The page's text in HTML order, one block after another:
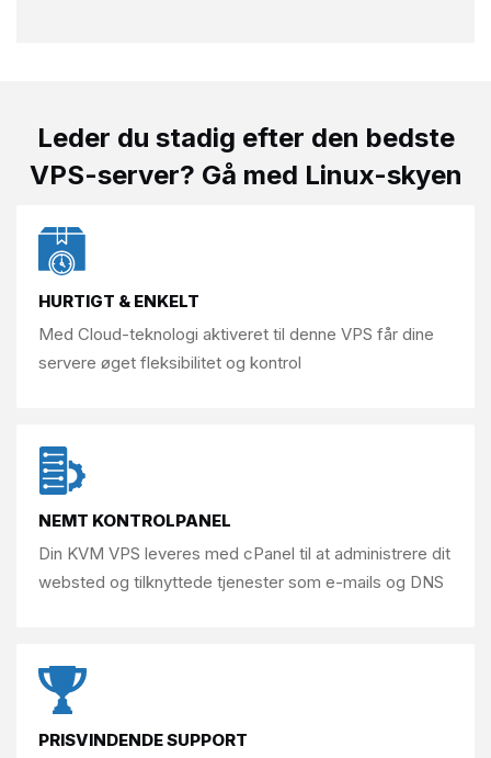
Leder du stadig efter den bedste
VPS-server? Gå med Linux-skyen
HURTIGT & ENKELT
Med Cloud-teknologi aktiveret til denne VPS får dine
servere øget fleksibilitet og kontrol
NEMT KONTROLPANEL
Din KVM VPS leveres med cPanel til at administrere dit
websted og tilknyttede tjenester som e-mails og DNS
PRISVINDENDE SUPPORT